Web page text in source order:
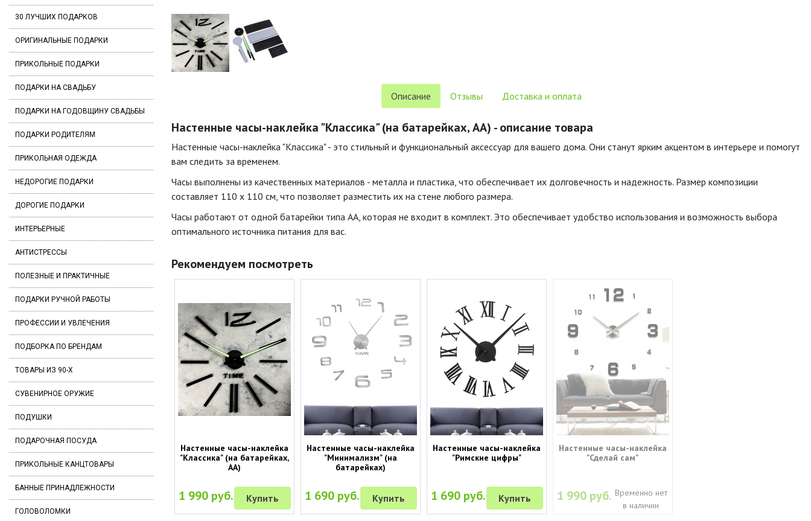
30 ЛУЧШИХ ПОДАРКОВ
ОРИГИНАЛЬНЫЕ ПОДАРКИ
ПРИКОЛЬНЫЕ ПОДАРКИ
ПОДАРКИ НА СВАДЬБУ
ПОДАРКИ НА ГОДОВЩИНУ СВАДЬБЫ
ПОДАРКИ РОДИТЕЛЯМ
ПРИКОЛЬНАЯ ОДЕЖДА
НЕДОРОГИЕ ПОДАРКИ
ДОРОГИЕ ПОДАРКИ
ИНТЕРЬЕРНЫЕ
АНТИСТРЕССЫ
ПОЛЕЗНЫЕ И ПРАКТИЧНЫЕ
ПОДАРКИ РУЧНОЙ РАБОТЫ
ПРОФЕССИИ И УВЛЕЧЕНИЯ
ПОДБОРКА ПО БРЕНДАМ
ТОВАРЫ ИЗ 90-Х
СУВЕНИРНОЕ ОРУЖИЕ
ПОДУШКИ
ПОДАРОЧНАЯ ПОСУДА
ПРИКОЛЬНЫЕ КАНЦТОВАРЫ
БАННЫЕ ПРИНАДЛЕЖНОСТИ
ГОЛОВОЛОМКИ
Описание Отзывы Доставка и оплата
Настенные часы-наклейка "Классика" (на батарейках, АА) - описание товара
Настенные часы-наклейка "Классика" - это стильный и функциональный аксессуар для вашего дома. Они станут ярким акцентом в интерьере и помогут
вам следить за временем.
Часы выполнены из качественных материалов - металла и пластика, что обеспечивает их долговечность и надежность. Размер композиции
составляет 110 х 110 см, что позволяет разместить их на стене любого размера.
Часы работают от одной батарейки типа АА, которая не входит в комплект. Это обеспечивает удобство использования и возможность выбора
оптимального источника питания для вас.
Рекомендуем посмотреть
Настенные часы-наклейка
"Классика" (на батарейках,
АА)
1 990 руб. Купить
Настенные часы-наклейка
"Минимализм" (на
батарейках)
1 690 руб. Купить
Настенные часы-наклейка
"Римские цифры"
1 690 руб. Купить
Настенные часы-наклейка
"Сделай сам"
1 990 руб. Временно нет
в наличии